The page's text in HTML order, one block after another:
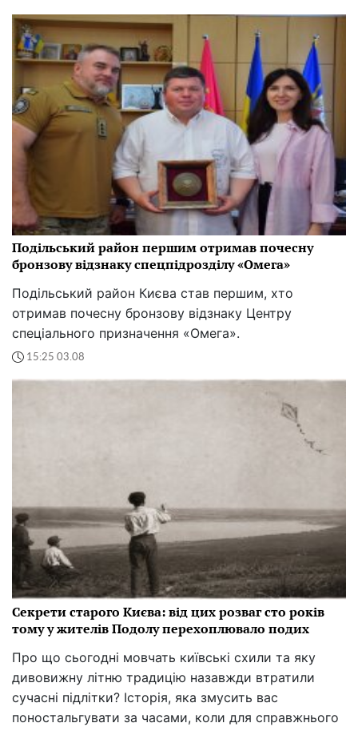
Подільський район першим отримав почесну
бронзову відзнаку спецпідрозділу «Омега»
Подільський район Києва став першим, хто
отримав почесну бронзову відзнаку Центру
спеціального призначення «Омега».
15:25 03.08
Секрети старого Києва: від цих розваг сто років
тому у жителів Подолу перехоплювало подих
Про що сьогодні мовчать київські схили та яку
дивовижну літню традицію назавжди втратили
сучасні підлітки? Історія, яка змусить вас
поностальгувати за часами, коли для справжнього